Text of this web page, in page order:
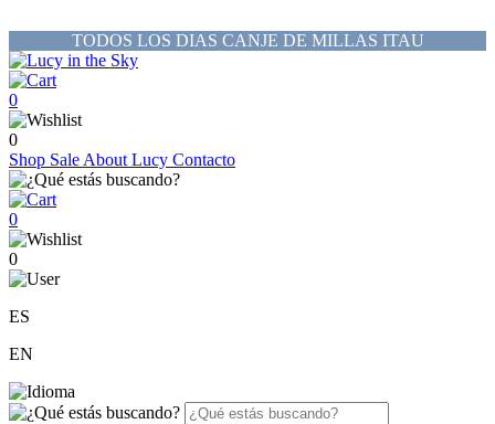
TODOS LOS DIAS CANJE DE MILLAS ITAU
0
0
Shop Sale About Lucy Contacto
0
0
ES
EN